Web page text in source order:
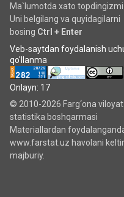
Ma`lumotda xato
Uni belgilang va quyidagilarni
bosing Ctrl + Enter
Veb-saytdan foydalanish
qo'llanma
Onlayn: 17
© 2010-2026 Farg‘ona viloyat
statistika boshqarmasi
Materiallardan
www.farstat.uz havolani
majburiy.